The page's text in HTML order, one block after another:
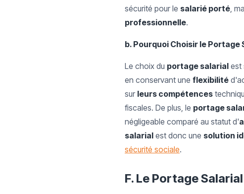
sécurité pour le salarié porté,
professionnelle.
b. Pourquoi Choisir le Portage
Le choix du portage salarial est
en conservant une flexibilité
sur leurs compétences
fiscales. De plus, le portage
négligeable comparé au statut d'
salarial est donc une solution
sécurité sociale.
F. Le Portage